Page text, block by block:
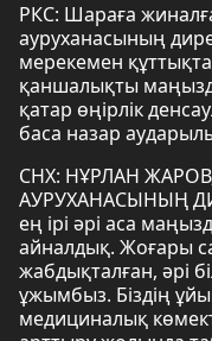
РКС: Шараға
ауруханасының
мерекемен
қаншалықты
қатар өңірлік
баса назар
СНХ: НҰРЛАН
АУРУХАНАСЫНЫҢ
ең ірі әрі аса
айналдық. Жоғары
жабдықталған, әрі
ұжымбыз. Біздің
медициналық